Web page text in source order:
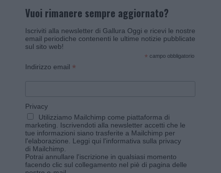
Vuoi rimanere sempre aggiornato?
Iscriviti alla newsletter di Gallura Oggi e ricevi le nostre
email periodiche contenenti le ultime notizie pubblicate
sul sito web!
* campo obbligatorio
Indirizzo email *
Privacy
Utilizziamo Mailchimp come piattaforma di
marketing. Iscrivendoti alla newsletter accetti che le
tue informazioni siano trasferite a Mailchimp per
l'elaborazione. Leggi qui l'informativa sulla privacy
di Mailchimp
Potrai annullare l'iscrizione in qualsiasi momento
facendo clic sul collegamento nel piè di pagina delle